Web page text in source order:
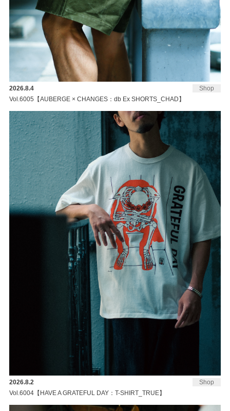
Shop
2026.8.4
Vol.6005【AUBERGE × CHANGES：db Ex SHORTS_CHAD】
Shop
2026.8.2
Vol.6004【HAVE A GRATEFUL DAY：T-SHIRT_TRUE】